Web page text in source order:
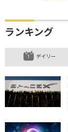
ランキング
デイリー